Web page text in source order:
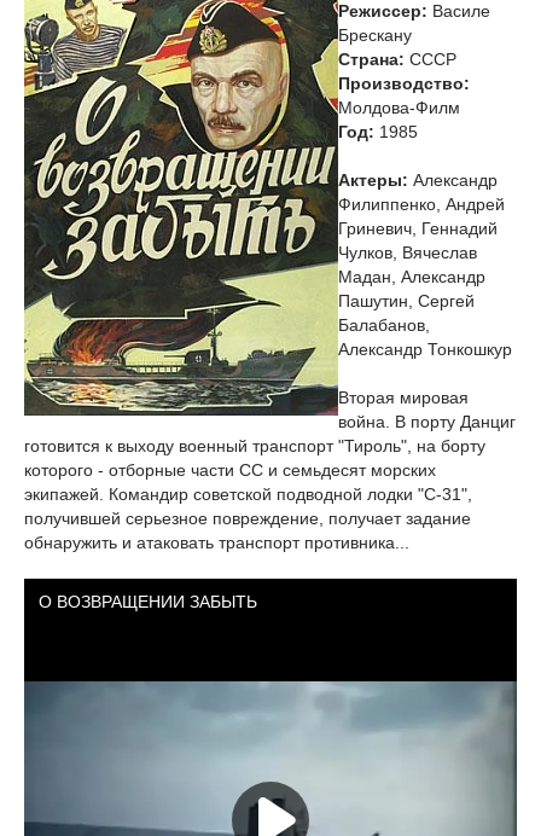
Режиссер: Василе
Брескану
Страна: СССР
Производство:
Молдова-Филм
Год: 1985
Актеры: Александр
Филиппенко, Андрей
Гриневич, Геннадий
Чулков, Вячеслав
Мадан, Александр
Пашутин, Сергей
Балабанов,
Александр Тонкошкур
Вторая мировая
война. В порту Данциг
готовится к выходу военный транспорт "Тироль", на борту
которого - отборные части СС и семьдесят морских
экипажей. Командир советской подводной лодки "С-31",
получившей серьезное повреждение, получает задание
обнаружить и атаковать транспорт противника...